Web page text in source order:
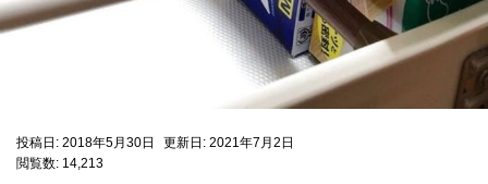
投稿日: 2018年5月30日
更新日: 2021年7月2日
閲覧数: 14,213